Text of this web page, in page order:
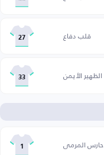
قلب دفاع 27
الظهير الأيمن 33
حارس المرمى 1